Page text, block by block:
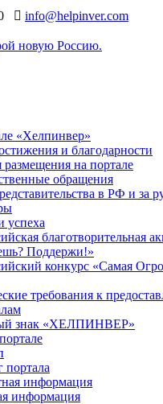
info@helpinver.com
«Хелпинвер»
и благодарности
размещения на портале
обращения
в РФ и за
успеха
благотворительная
Поддержи!»
конкурс «Самая
требования к
знак «ХЕЛПИНВЕР»
портала
информация
информация